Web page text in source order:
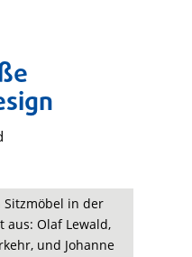
Sitzmöbel in der
aus: Olaf Lewald,
und Johanne